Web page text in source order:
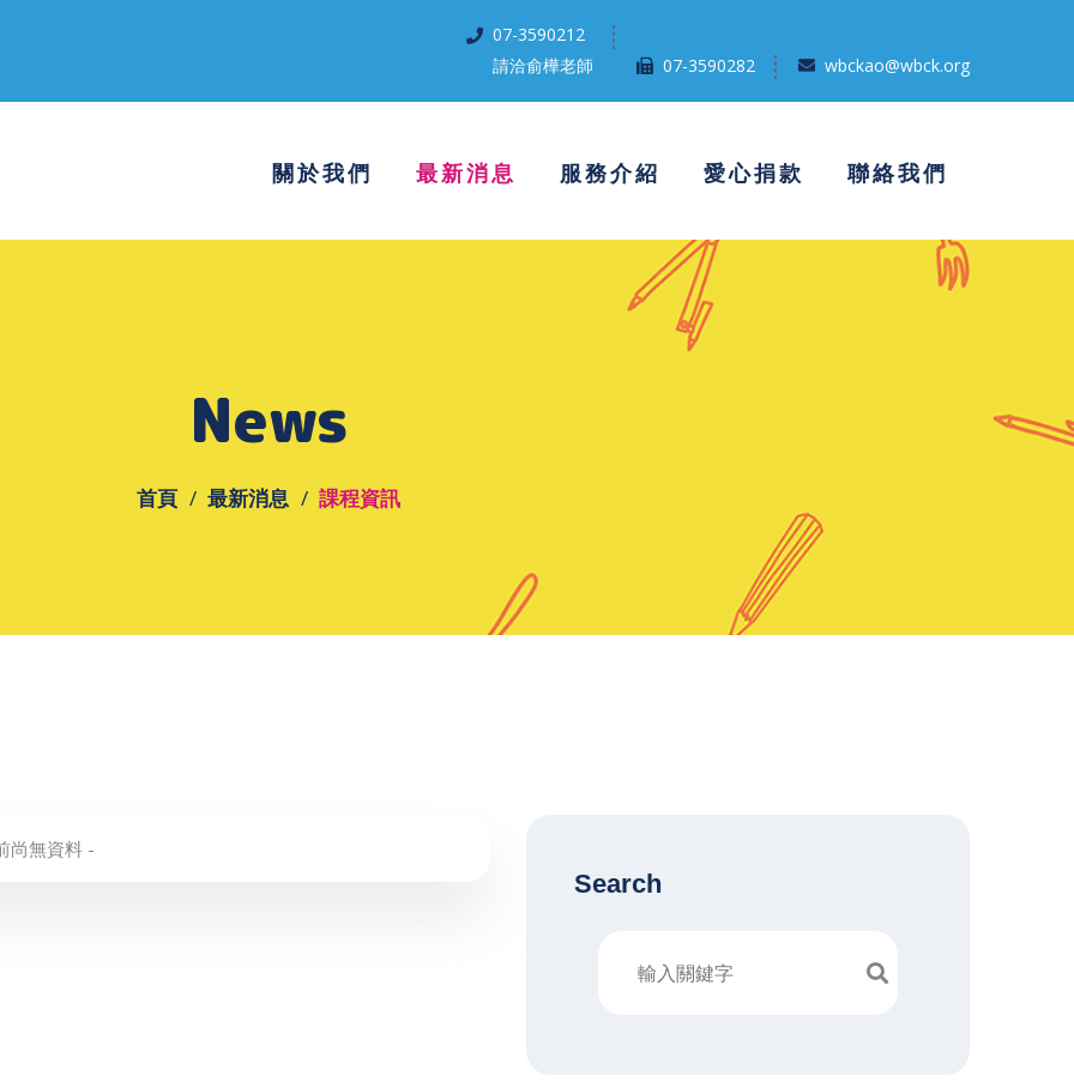
07-3590212
請洽俞樺老師
07-3590282 wbckao@wbck.org
關於我們 最新消息 服務介紹 愛心捐款 聯絡我們
News
首頁 最新消息 課程資訊
尚無資料 -
Search